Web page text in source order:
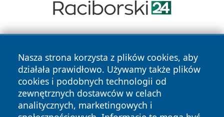
Nasza strona korzysta z plików cookies, aby
działała prawidłowo. Używamy także plików
cookies i podobnych technologii od
zewnętrznych dostawców w celach
analitycznych, marketingowych i
Copyright © 2026 tarnowskie24.pl Wszystkie prawa
zastrzeżone.